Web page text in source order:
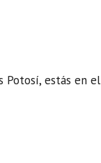
Potosí, estás en el